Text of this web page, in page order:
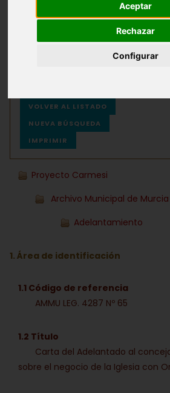
Aceptar
Rechazar
Configurar
Búsqueda Sencilla
Archivos Ayuda
VOLVER AL LISTADO
NUEVA BÚSQUEDA
IMPRIMIR
Proyecto Carmesi
Archivo Municipal de Murcia
Adelantamiento
1. Área de identificación
1.1 Código de referencia
AMMU LEG. 4287 Nº 65
1.2 Título
Carta del Adelantado al
sobre el negocio de la Iglesia con